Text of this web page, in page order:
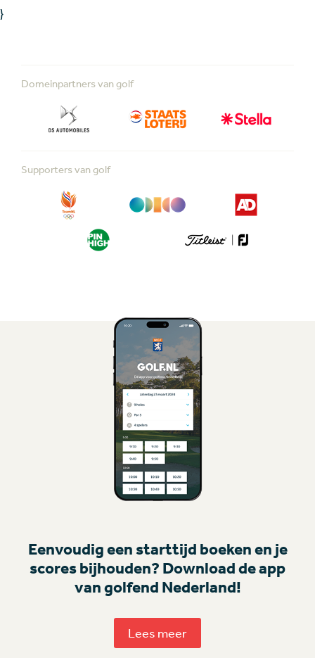
}
Domeinpartners van golf
Supporters van golf
Eenvoudig een starttijd boeken en je
scores bijhouden? Download de app
van golfend Nederland!
Lees meer